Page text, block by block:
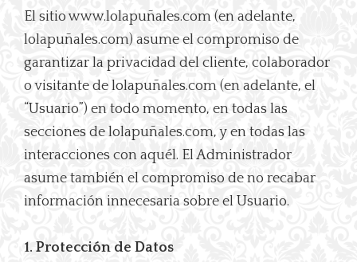
El sitio www.lolapuñales.com (en adelante,
lolapuñales.com) asume el compromiso de
garantizar la privacidad del cliente, colaborador
o visitante de lolapuñales.com (en adelante, el
“Usuario”) en todo momento, en todas las
secciones de lolapuñales.com, y en todas las
interacciones con aquél. El Administrador
asume también el compromiso de no recabar
información innecesaria sobre el Usuario.
1. Protección de Datos